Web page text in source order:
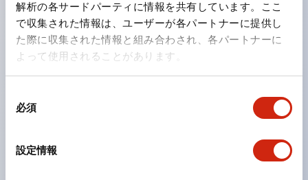
解析の各サードパーティに情報を共有しています。ここ
で収集された情報は、ユーザーが各パートナーに提供し
た際に収集された情報と組み合わされ、各パートナーに
よって使用されることがあります。
必須
設定情報
ごとに分かれていたLED球を、1色のLED球で各色を表
現できるようにしました。
カラーユニバーサルデザインに対応。表示灯（角平形）
の点灯/消灯の認識および、点灯時のランプ色の識別が
ISO 3864-4安全色に対応。危険時や緊急事態時の色表
現がより明確・鮮明で、より多くの方が識別可能に。